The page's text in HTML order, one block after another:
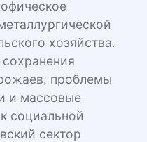
хозяйства.
проблемы
и массовые
социальной
сектор